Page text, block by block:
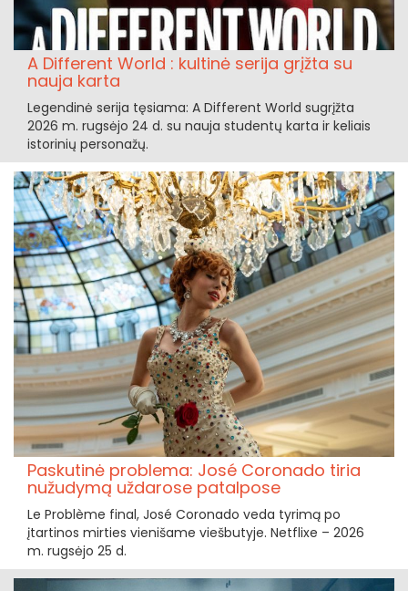
A Different World : kultinė serija grįžta su
nauja karta
Legendinė serija tęsiama: A Different World sugrįžta
2026 m. rugsėjo 24 d. su nauja studentų karta ir keliais
istorinių personažų.
Paskutinė problema: José Coronado tiria
nužudymą uždarose patalpose
Le Problème final, José Coronado veda tyrimą po
įtartinos mirties vienišame viešbutyje. Netflixe – 2026
m. rugsėjo 25 d.